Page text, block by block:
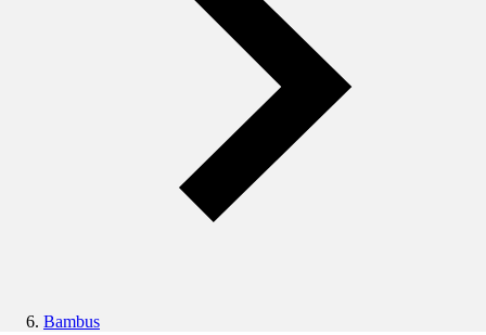
Bambus